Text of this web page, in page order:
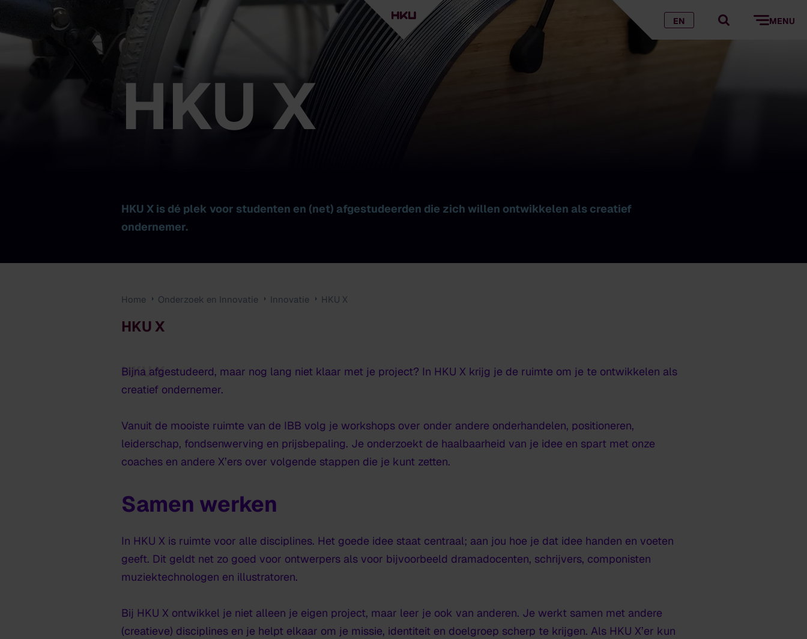
EN MENU
HKU X
HKU X is dé plek voor studenten en (net) afgestudeerden die zich willen ontwikkelen als creatief
ondernemer.
Home Onderzoek en Innovatie Innovatie HKU X
HKU X
HKU X
Bijna afgestudeerd, maar nog lang niet klaar met je project? In HKU X krijg je de ruimte om je te ontwikkelen als
creatief ondernemer.
Vanuit de mooiste ruimte van de IBB volg je workshops over onder andere onderhandelen, positioneren,
leiderschap, fondsenwerving en prijsbepaling. Je onderzoekt de haalbaarheid van je idee en spart met onze
coaches en andere X’ers over volgende stappen die je kunt zetten.
Samen werken
In HKU X is ruimte voor alle disciplines. Het goede idee staat centraal; aan jou hoe je dat idee handen en voeten
geeft. Dit geldt net zo goed voor ontwerpers als voor bijvoorbeeld dramadocenten, schrijvers, componisten
muziektechnologen en illustratoren.
Bij HKU X ontwikkel je niet alleen je eigen project, maar leer je ook van anderen. Je werkt samen met andere
(creatieve) disciplines en je helpt elkaar om je missie, identiteit en doelgroep scherp te krijgen. Als HKU X’er kun